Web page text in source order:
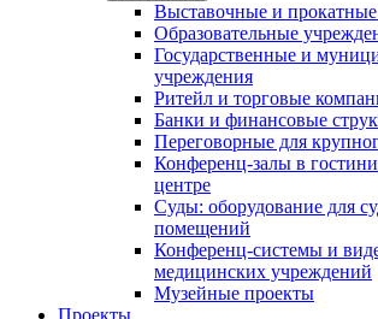
Выставочные и
Образовательные
Государственные и
учреждения
Ритейл и торговые
Банки и финансовые
Переговорные для
Конференц-залы в
центре
Суды: оборудование для
помещений
Конференц-системы и
медицинских учреждений
Музейные проекты
Проекты